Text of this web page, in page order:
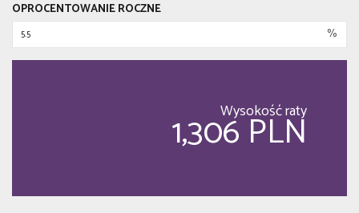
OPROCENTOWANIE ROCZNE
%
Wysokość raty
1,306 PLN